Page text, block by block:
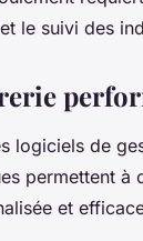
le suivi des
logiciels de
permettent à
et